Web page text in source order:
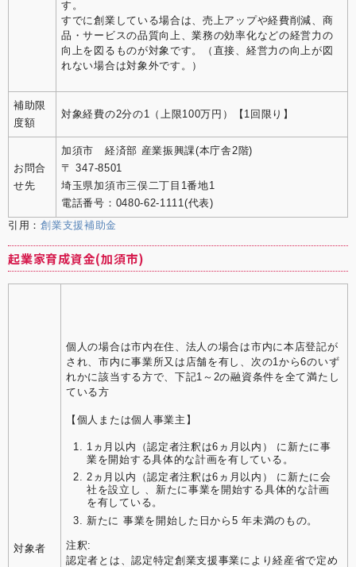
す。
すでに創業している場合は、売上アップや経費削減、商
品・サービスの品質向上、業務の効率化などの経営力の
向上を図るものが対象です。（直接、経営力の向上が図
れない場合は対象外です。）
補助限
度額
対象経費の2分の1（上限100万円）【1回限り】
お問合
せ先
加須市 経済部 産業振興課(本庁舎2階)
〒 347-8501
埼玉県加須市三俣二丁目1番地1
電話番号：0480-62-1111(代表)
引用：創業支援補助金
起業家育成資金(加須市)
対象者
個人の場合は市内在住、法人の場合は市内に本店登記が
され、市内に事業所又は店舗を有し、次の1から6のいず
れかに該当する方で、下記1～2の融資条件を全て満たし
ている方
【個人または個人事業主】
1ヵ月以内（認定者注釈は6ヵ月以内） に新たに事
業を開始する具体的な計画を有している。
2ヵ月以内（認定者注釈は6ヵ月以内） に新たに会
社を設立し 、新たに事業を開始する具体的な計画
を有している。
新たに 事業を開始した日から5 年未満のもの。
注釈:
認定者とは、認定特定創業支援事業により経産省で定め